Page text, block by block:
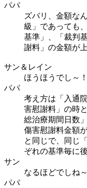
パパ
ズバリ、金額な
級」であっても
基準」、「裁判
謝料」の金額が
サン＆レイン
ほうほうでし～！
パパ
考え方は「入通
害慰謝料」の時
総治療期間日数
傷害慰謝料金額
と同じで、同じ
ぞれの基準毎に
サン
なるほどでしね～
パパ